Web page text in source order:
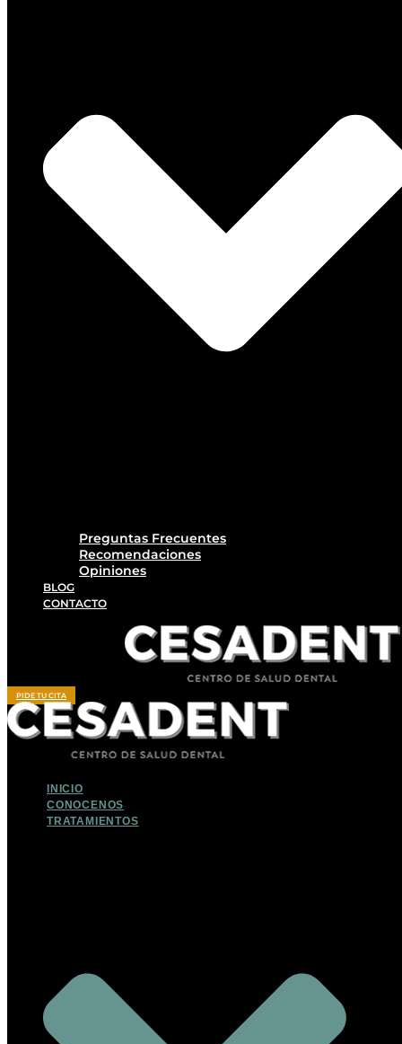
Preguntas Frecuentes
Recomendaciones
Opiniones
BLOG
CONTACTO
PIDE TU CITA
INICIO
CONOCENOS
TRATAMIENTOS